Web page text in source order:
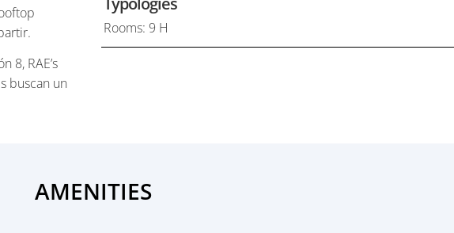
8, RAE’s
buscan un
Rooms: 9 H
AMENITIES